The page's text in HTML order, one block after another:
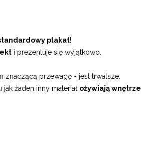
plakat!
i prezentuje się wyjątkowo.
znaczącą przewagę - jest trwalsze.
żaden inny materiał ożywiają wnętrze